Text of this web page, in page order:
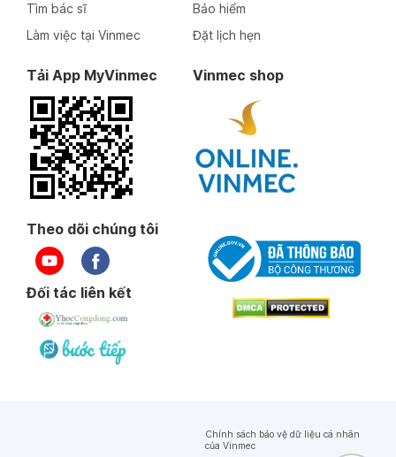
Tìm bác sĩ
Làm việc tại Vinmec
Bảo hiểm
Đặt lịch hẹn
Tải App MyVinmec Vinmec shop
Theo dõi chúng tôi
Đối tác liên kết
Chính sách bảo vệ dữ liệu cá nhân
của Vinmec